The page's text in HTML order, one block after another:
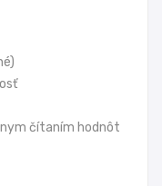
čítaním hodnôt